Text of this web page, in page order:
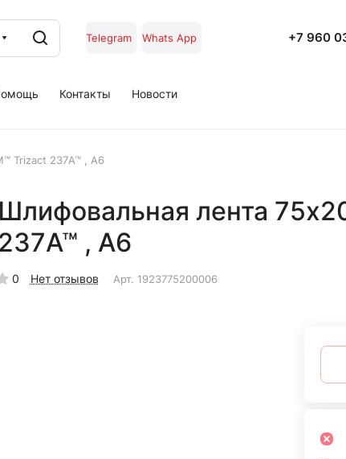
Telegram Whats App +7 960
Контакты Новости
Trizact 237А™ , A6
Шлифовальная лента
237А™ , A6
0 Нет отзывов Арт. 1923775200006